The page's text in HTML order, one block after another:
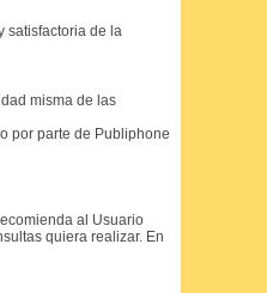
satisfactoria de la
misma de las
por parte de Publiphone
al Usuario
quiera realizar. En